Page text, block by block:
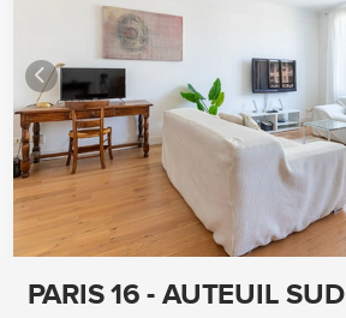
PARIS 16 - AUTEUIL SUD